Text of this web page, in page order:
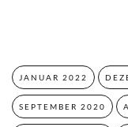
JANUAR 2022
SEPTEMBER 2020